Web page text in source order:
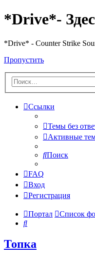
*Drive*-
*Drive* - Counter Strike
Пропустить
Ссылки
Темы без
Активные
Поиск
FAQ
Вход
Регистрация
Портал Список
Поиск
Топка